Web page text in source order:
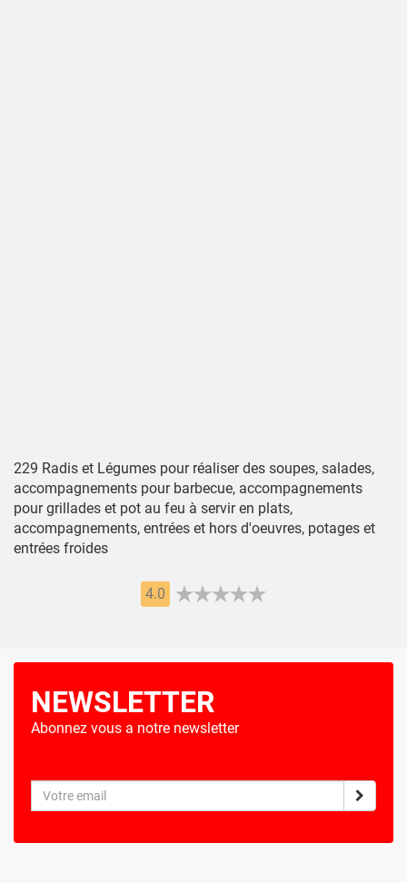
229 Radis et Légumes pour réaliser des soupes, salades,
accompagnements pour barbecue, accompagnements
pour grillades et pot au feu à servir en plats,
accompagnements, entrées et hors d'oeuvres, potages et
entrées froides
4.0
NEWSLETTER
Abonnez vous a notre newsletter